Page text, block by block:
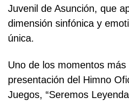
Juvenil de Asunción, que
dimensión sinfónica y
única.
Uno de los momentos
presentación del Himno
Juegos, “Seremos